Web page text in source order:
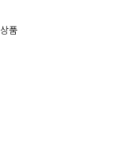
품